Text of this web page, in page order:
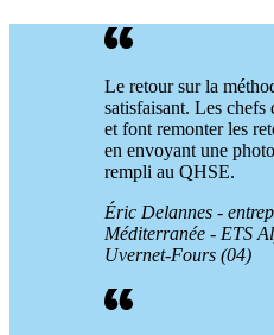
Le retour sur la
satisfaisant. Les
et font remonter les
en envoyant une
rempli au QHSE.
Éric Delannes -
Méditerranée - ETS
Uvernet-Fours (04)